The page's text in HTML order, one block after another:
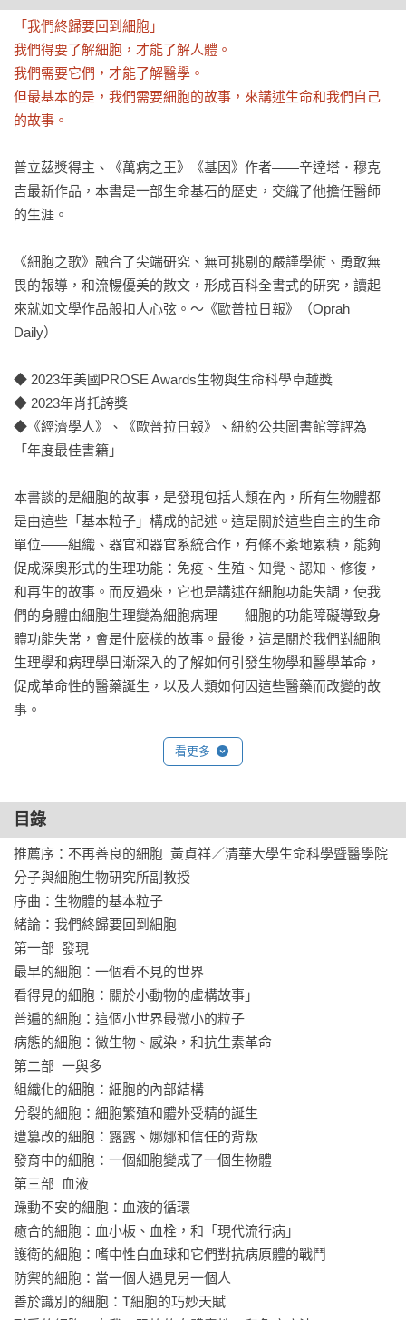
「我們終歸要回到細胞」
我們得要了解細胞，才能了解人體。
我們需要它們，才能了解醫學。
但最基本的是，我們需要細胞的故事，來講述生命和我們自己
的故事。
普立茲獎得主、《萬病之王》《基因》作者——辛達塔．穆克
吉最新作品，本書是一部生命基石的歷史，交織了他擔任醫師
的生涯。
《細胞之歌》融合了尖端研究、無可挑剔的嚴謹學術、勇敢無
畏的報導，和流暢優美的散文，形成百科全書式的研究，讀起
來就如文學作品般扣人心弦。～《歐普拉日報》（Oprah
Daily）
◆ 2023年美國PROSE Awards生物與生命科學卓越獎
◆ 2023年肖托誇獎
◆《經濟學人》、《歐普拉日報》、紐約公共圖書館等評為
「年度最佳書籍」
本書談的是細胞的故事，是發現包括人類在內，所有生物體都
是由這些「基本粒子」構成的記述。這是關於這些自主的生命
單位——組織、器官和器官系統合作，有條不紊地累積，能夠
促成深奧形式的生理功能：免疫、生殖、知覺、認知、修復，
和再生的故事。而反過來，它也是講述在細胞功能失調，使我
們的身體由細胞生理變為細胞病理——細胞的功能障礙導致身
體功能失常，會是什麼樣的故事。最後，這是關於我們對細胞
生理學和病理學日漸深入的了解如何引發生物學和醫學革命，
促成革命性的醫藥誕生，以及人類如何因這些醫藥而改變的故
事。
在《萬病之王》（The Emperor of All Maladies）中，穆克吉寫
書則是由破解生命密碼的追求而推動寫作。《細胞之歌》帶我
們踏上截然不同的旅程：以生命最簡單的單位——細胞，來理
解生命。本書談的並不是尋找治療方法或破譯密碼，書中沒有
單一的對手。書裡主要的人物想要藉由了解細胞的結構、生
理、行為及與周圍的細胞的相互作用來了解生命，這是細胞的
音樂。他們的醫學探索是尋求細胞療法，用人類的基礎材料來
重建和修復人類。
於是，與其讓本書按時間順序展開，穆克吉選擇了一個截然不
同的結構。本書的每一部分都是針對複雜生物的一個基本屬
性，探索它的故事。每個部分都是一段迷你歷史，是發現的年
表。每一部分都說明存在特定細胞體系的一個生命的基本屬性
（繁殖、自主、新陳代謝），而且都包含新細胞技術的誕生
（比如骨髓移植、體外受精、基因治療、深層腦部刺激〔deep
brain stimulation〕、免疫療法），它們都源自於我們對細胞的
理解，挑戰我們對人類是如何構成和我們如何運作的觀念。本
書本身就是幾個部分的總和：歷史和個人史、生理學和病理
學、過去和未來——以及穆克吉自己擔任細胞生物學者和醫師
成長經歷的個人大事記，編織在一起，成為一個整體，這個組
織可以說像細胞一樣。
將近兩百年前，德國的生物醫學家指出「細胞」是生物構造與
功能的基本單位。在科學史上，這是一個重要的里程碑，後來
看更多
目錄
推薦序：不再善良的細胞  黃貞祥／清華大學生命科學暨醫學院
分子與細胞生物研究所副教授
序曲：生物體的基本粒子
緒論：我們終歸要回到細胞
第一部  發現
最早的細胞：一個看不見的世界
看得見的細胞：關於小動物的虛構故事」
普遍的細胞：這個小世界最微小的粒子
病態的細胞：微生物、感染，和抗生素革命
第二部  一與多
組織化的細胞：細胞的內部結構
分裂的細胞：細胞繁殖和體外受精的誕生
遭篡改的細胞：露露、娜娜和信任的背叛
發育中的細胞：一個細胞變成了一個生物體
第三部  血液
躁動不安的細胞：血液的循環
癒合的細胞：血小板、血栓，和「現代流行病」
護衛的細胞：嗜中性白血球和它們對抗病原體的戰鬥
防禦的細胞：當一個人遇見另一個人
善於識別的細胞：T細胞的巧妙天賦